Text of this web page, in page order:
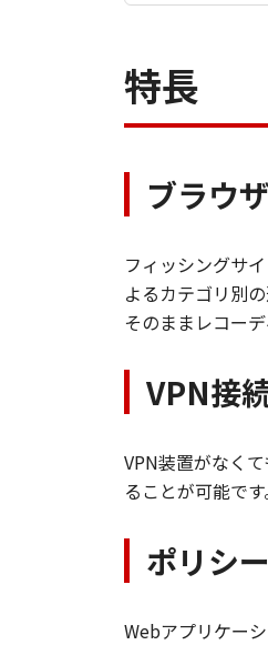
特長
ブラウ
フィッシングサ
よるカテゴリ別
そのままレコー
VPN接
VPN装置がなく
ることが可能で
ポリシ
Webアプリケー